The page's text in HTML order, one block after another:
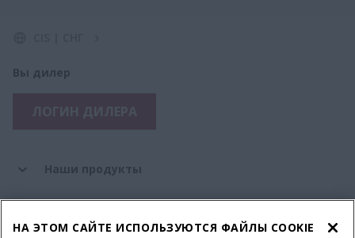
Вы дилер
Наши продукты
Наши инновации
НА ЭТОМ САЙТЕ ИСПОЛЬЗУЮТСЯ ФАЙЛЫ COOKIE